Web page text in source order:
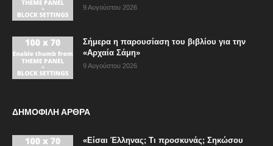
9 Αυγούστου 2026
Σήμερα η παρουσίαση του βιβλίου για την
«Αρχαία Σάμη»
9 Αυγούστου 2026
ΔΗΜΟΦΙΛΗ ΑΡΘΡΑ
«Είσαι Έλληνας; Τι προσκυνάς; Σηκώσου